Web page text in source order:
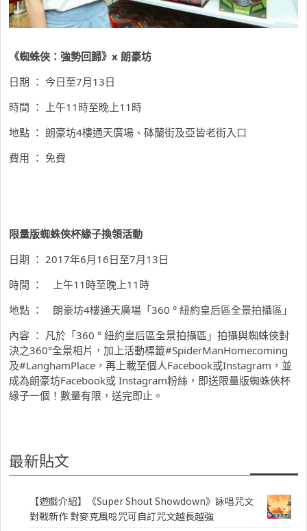
《蜘蛛俠：強勢回歸》x 朗豪坊
日期 ： 今日至7月13日
時間 ： 上午11時至晚上11時
地點 ： 朗豪坊4樓通天廣場、砵蘭街及亞皆老街入口
費用 ： 免費
限量版蜘蛛俠杯緣子換領活動
日期 ： 2017年6月16日至7月13日
時間 ： 上午11時至晚上11時
地點 ： 朗豪坊4樓通天廣場「360 ° 紐約皇后區全景拍攝區」
內容 ： 凡於「360 ° 紐約皇后區全景拍攝區」拍攝與蜘蛛俠對
決之360°全景相片，加上活動標籤#SpiderManHomecoming
及#LanghamPlace，再上載至個人Facebook或Instagram，並
成為朗豪坊Facebook或 Instagram粉絲，即送限量版蜘蛛俠杯
緣子一個！數量有限，送完即止。
最新貼文
【遊戲介紹】《Super Shout Showdown》詠唱咒文
對戰新作 對麥克風唸咒可自訂咒文越長越強